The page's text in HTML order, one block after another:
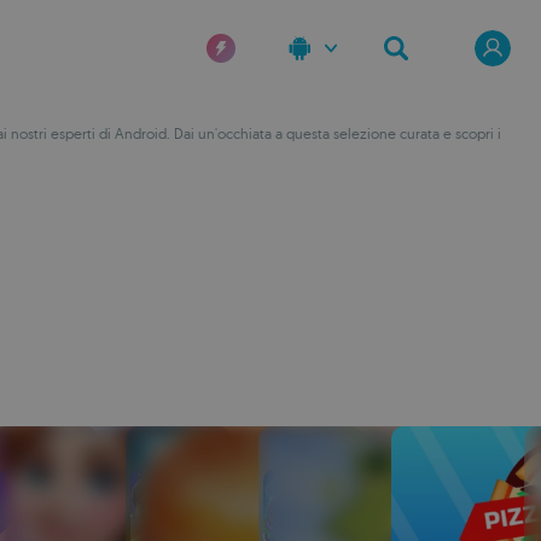
esperti di Android. Dai un'occhiata a questa selezione curata e scopri i